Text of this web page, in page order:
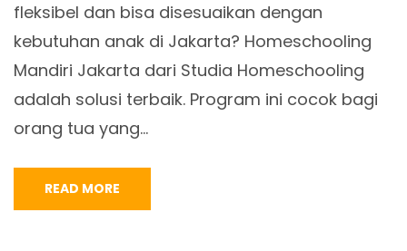
fleksibel dan bisa disesuaikan dengan
kebutuhan anak di Jakarta? Homeschooling
Mandiri Jakarta dari Studia Homeschooling
adalah solusi terbaik. Program ini cocok bagi
orang tua yang…
READ MORE